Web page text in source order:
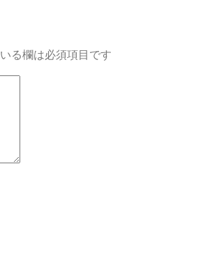
る欄は必須項目です